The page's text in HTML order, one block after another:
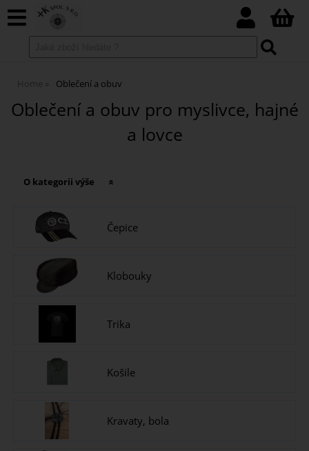
Home Oblečení a obuv
Oblečení a obuv pro myslivce, hajné
a lovce
O kategorii výše
Čepice
Klobouky
Trika
Košile
Kravaty, bola